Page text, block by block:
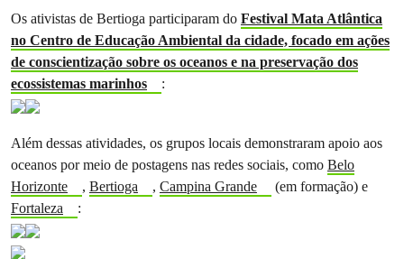
Os ativistas de Bertioga participaram do Festival Mata Atlântica
no Centro de Educação Ambiental da cidade, focado em ações
de conscientização sobre os oceanos e na preservação dos
ecossistemas marinhos
:
Além dessas atividades, os grupos locais demonstraram apoio aos
oceanos por meio de postagens nas redes sociais, como Belo
Horizonte
, Bertioga , Campina Grande
(em formação) e
Fortaleza
: